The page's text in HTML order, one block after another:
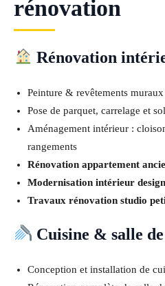
rénovation
Rénovation
Peinture & revêtements muraux
Pose de parquet, carrelage et
Aménagement intérieur :
rangements
Rénovation appartement
Modernisation intérieur
Travaux rénovation studio
Cuisine & salle
Conception et installation de